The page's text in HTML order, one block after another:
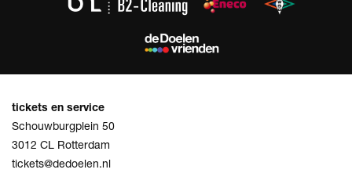
tickets en service
Schouwburgplein 50
3012 CL Rotterdam
tickets@dedoelen.nl